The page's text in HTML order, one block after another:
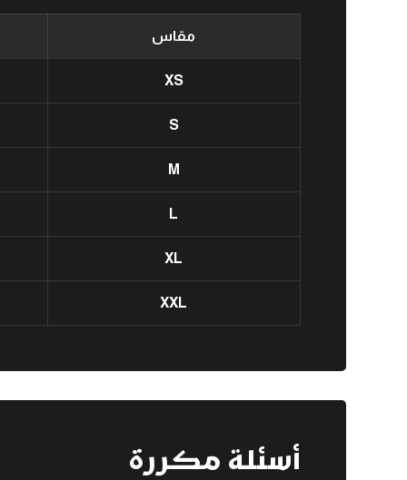
مقاس
XS
S
M
L
XL
XXL
أسئلة مكررة